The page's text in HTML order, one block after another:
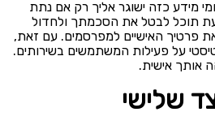
מידע כזה ישוגר אליך רק אם נתת
תוכל לבטל את הסכמתך ולחדול
פרטיך האישיים למפרסמים. עם זאת,
על פעילות המשתמשים בשירותים.
אותך אישית.
שלישי